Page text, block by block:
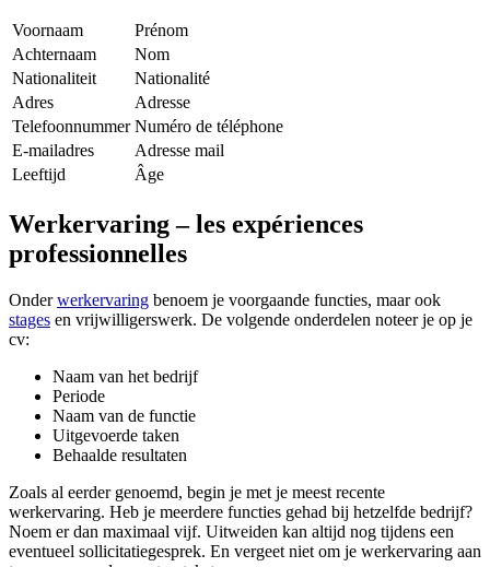
Voornaam
Prénom
Achternaam
Nom
Nationaliteit
Nationalité
Adres
Adresse
Telefoonnummer Numéro de téléphone
E-mailadres
Adresse mail
Leeftijd
Âge
Werkervaring – les expériences
professionnelles
Onderwerkervaring benoem je voorgaande functies, maar ook
stages en vrijwilligerswerk. De volgende onderdelen noteer je op je
cv:
Naam van het bedrijf
Periode
Naam van de functie
Uitgevoerde taken
Behaalde resultaten
Zoals al eerder genoemd, begin je met je meest recente
werkervaring. Heb je meerdere functies gehad bij hetzelfde bedrijf?
Noem er dan maximaal vijf. Uitweiden kan altijd nog tijdens een
eventueel sollicitatiegesprek. En vergeet niet om je werkervaring aan